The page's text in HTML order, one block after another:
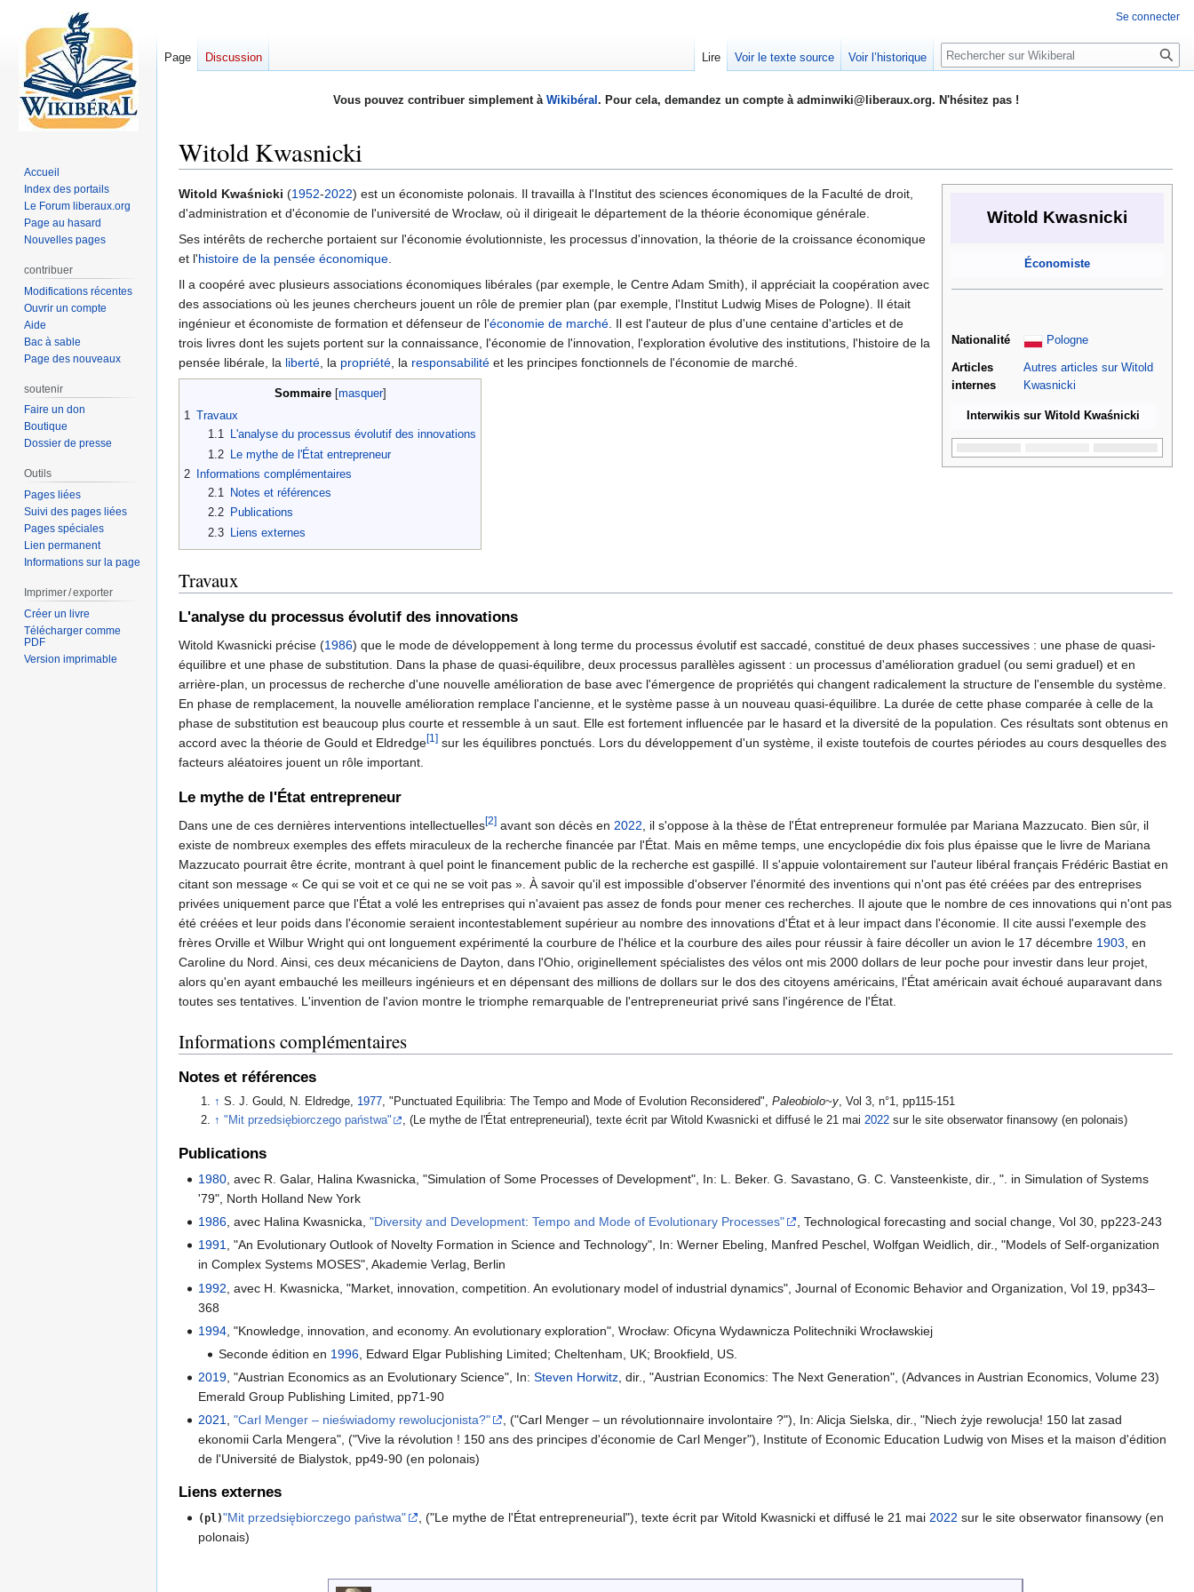
Vous pouvez contribuer simplement à Wikibéral . Pour cela, demandez un compte à adminwiki@liberaux.org. N'hésitez pas !
Witold Kwasnicki
Aller
à
la
navigation
Aller
à
la
recherche
Witold Kwasnicki
Économiste
Nationalité Pologne
Articles
internes
Autres articles sur Witold
Kwasnicki
Interwikis sur Witold Kwaśnicki
Witold Kwaśnicki (1952-2022) est un économiste polonais. Il travailla à l'Institut des sciences économiques de la Faculté de droit,
d'administration et d'économie de l'université de Wrocław, où il dirigeait le département de la théorie économique générale.
Ses intérêts de recherche portaient sur l'économie évolutionniste, les processus d'innovation, la théorie de la croissance économique
et l'histoire de la pensée économique.
Il a coopéré avec plusieurs associations économiques libérales (par exemple, le Centre Adam Smith), il appréciait la coopération avec
des associations où les jeunes chercheurs jouent un rôle de premier plan (par exemple, l'Institut Ludwig Mises de Pologne). Il était
ingénieur et économiste de formation et défenseur de l'économie de marché. Il est l'auteur de plus d'une centaine d'articles et de
trois livres dont les sujets portent sur la connaissance, l'économie de l'innovation, l'exploration évolutive des institutions, l'histoire de la
pensée libérale, la liberté, la propriété, la responsabilité et les principes fonctionnels de l'économie de marché.
Sommaire
1 Travaux
1.1
L'analyse du processus évolutif des innovations
1.2
Le mythe de l'État entrepreneur
2
Informations complémentaires
2.1
Notes et références
2.2
Publications
2.3
Liens externes
Travaux
L'analyse du processus évolutif des innovations
Witold Kwasnicki précise (1986) que le mode de développement à long terme du processus évolutif est saccadé, constitué de deux phases successives : une phase de quasi-
équilibre et une phase de substitution. Dans la phase de quasi-équilibre, deux processus parallèles agissent : un processus d'amélioration graduel (ou semi graduel) et en
arrière-plan, un processus de recherche d'une nouvelle amélioration de base avec l'émergence de propriétés qui changent radicalement la structure de l'ensemble du système.
En phase de remplacement, la nouvelle amélioration remplace l'ancienne, et le système passe à un nouveau quasi-équilibre. La durée de cette phase comparée à celle de la
phase de substitution est beaucoup plus courte et ressemble à un saut. Elle est fortement influencée par le hasard et la diversité de la population. Ces résultats sont obtenus en
accord avec la théorie de Gould et Eldredge[1] sur les équilibres ponctués. Lors du développement d'un système, il existe toutefois de courtes périodes au cours desquelles des
facteurs aléatoires jouent un rôle important.
Le mythe de l'État entrepreneur
Dans une de ces dernières interventions intellectuelles[2] avant son décès en 2022 , il s'oppose à la thèse de l'État entrepreneur formulée par Mariana Mazzucato. Bien sûr, il
existe de nombreux exemples des effets miraculeux de la recherche financée par l'État. Mais en même temps, une encyclopédie dix fois plus épaisse que le livre de Mariana
Mazzucato pourrait être écrite, montrant à quel point le financement public de la recherche est gaspillé. Il s'appuie volontairement sur l'auteur libéral français Frédéric Bastiat en
citant son message « Ce qui se voit et ce qui ne se voit pas ». À savoir qu'il est impossible d'observer l'énormité des inventions qui n'ont pas été créées par des entreprises
privées uniquement parce que l'État a volé les entreprises qui n'avaient pas assez de fonds pour mener ces recherches. Il ajoute que le nombre de ces innovations qui n'ont pas
été créées et leur poids dans l'économie seraient incontestablement supérieur au nombre des innovations d'État et à leur impact dans l'économie. Il cite aussi l'exemple des
frères Orville et Wilbur Wright qui ont longuement expérimenté la courbure de l'hélice et la courbure des ailes pour réussir à faire décoller un avion le 17 décembre 1903 , en
Caroline du Nord. Ainsi, ces deux mécaniciens de Dayton, dans l'Ohio, originellement spécialistes des vélos ont mis 2000 dollars de leur poche pour investir dans leur projet,
alors qu'en ayant embauché les meilleurs ingénieurs et en dépensant des millions de dollars sur le dos des citoyens américains, l'État américain avait échoué auparavant dans
toutes ses tentatives. L'invention de l'avion montre le triomphe remarquable de l'entrepreneuriat privé sans l'ingérence de l'État.
Informations complémentaires
Notes et références
↑ S. J. Gould, N. Eldredge, 1977, "Punctuated Equilibria: The Tempo and Mode of Evolution Reconsidered",Paleobiolo~y, Vol 3, n°1, pp115-151
↑ "Mit przedsiębiorczego państwa" , (Le mythe de l'État entrepreneurial), texte écrit par Witold Kwasnicki et diffusé le 21 mai2022 sur le site obserwator finansowy (en polonais)
Publications
1980 , avec R. Galar, Halina Kwasnicka, "Simulation of Some Processes of Development", In: L. Beker. G. Savastano, G. C. Vansteenkiste, dir., ". in Simulation of Systems
'79", North Holland New York
1986, avec Halina Kwasnicka,"Diversity and Development: Tempo and Mode of Evolutionary Processes"
, Technological forecasting and social change, Vol 30, pp223-243
1991, "An Evolutionary Outlook of Novelty Formation in Science and Technology", In: Werner Ebeling, Manfred Peschel, Wolfgan Weidlich, dir., "Models of Self-organization
in Complex Systems MOSES", Akademie Verlag, Berlin
1992 , avec H. Kwasnicka, "Market, innovation, competition. An evolutionary model of industrial dynamics", Journal of Economic Behavior and Organization, Vol 19, pp343–
368
1994 , "Knowledge, innovation, and economy. An evolutionary exploration", Wrocław: Oficyna Wydawnicza Politechniki Wrocławskiej
Seconde édition en 1996, Edward Elgar Publishing Limited; Cheltenham, UK; Brookfield, US.
2019 , "Austrian Economics as an Evolutionary Science", In:Steven Horwitz , dir., "Austrian Economics: The Next Generation", (Advances in Austrian Economics, Volume 23)
Emerald Group Publishing Limited, pp71-90
2021,"Carl Menger – nieświadomy rewolucjonista?"
, ("Carl Menger – un révolutionnaire involontaire ?"), In: Alicja Sielska, dir., "Niech żyje rewolucja! 150 lat zasad
ekonomii Carla Mengera", ("Vive la révolution ! 150 ans des principes d'économie de Carl Menger"), Institute of Economic Education Ludwig von Mises et la maison d'édition
de l'Université de Bialystok, pp49-90 (en polonais)
Liens externes
(pl)"Mit przedsiębiorczego państwa" , ("Le mythe de l'État entrepreneurial"), texte écrit par Witold Kwasnicki et diffusé le 21 mai 2022 sur le site obserwator finansowy (en
polonais)
Se connecter
Page Discussion Lire Voir le texte source Voir l’historique Rechercher
Accueil
Index des portails
Le Forum liberaux.org
Page au hasard
Nouvelles pages
contribuer
Modifications récentes
Ouvrir un compte
Aide
Bac à sable
Page des nouveaux
soutenir
Faire un don
Boutique
Dossier de presse
Outils
Pages liées
Suivi des pages liées
Pages spéciales
Lien permanent
Informations sur la page
Imprimer / exporter
Créer un livre
Télécharger comme
PDF
Version imprimable